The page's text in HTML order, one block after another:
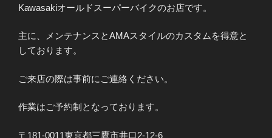
ー
の
修
ピ
ッ
ジ
送
り
Kawasakiオールドスーパーバイクのお店です。
主に、メンテナンスとAMAスタイルのカスタムを得意と
しております。
ご来店の際は事前にご連絡ください。
作業はご予約制となっております。
〒181-0011東京都三鷹市井口2-12-6